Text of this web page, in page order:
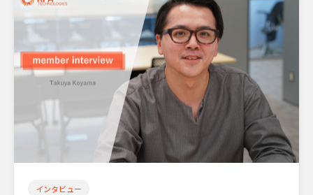
インタビュー